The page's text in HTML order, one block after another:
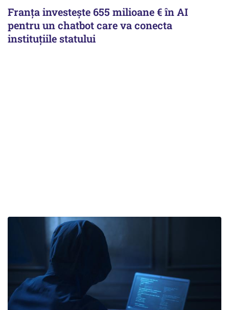
Franța investește 655 milioane € în AI
pentru un chatbot care va conecta
instituţiile statului